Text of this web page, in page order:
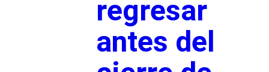
regresar
antes del